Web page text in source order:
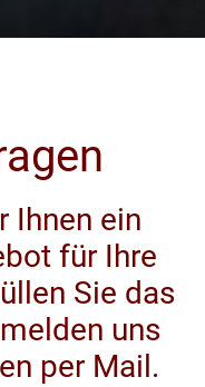
Ihnen ein
für Ihre
Sie das
uns
per Mail.